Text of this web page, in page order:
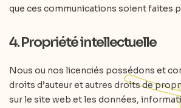
que ces communications soient faites
4. Propriété intellectuelle
Nous ou nos licenciés possédons et
droits d’auteur et autres droits de
sur le site web et les données,